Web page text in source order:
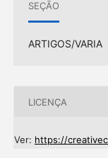
SEÇÃO
ARTIGOS/VARIA
LICENÇA
Ver: https://